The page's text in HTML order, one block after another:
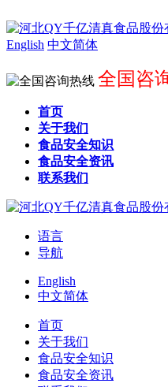
English 中文简体
全国咨
首页
关于我们
食品安全知识
食品安全资讯
联系我们
语言
导航
English
中文简体
首页
关于我们
食品安全知识
食品安全资讯